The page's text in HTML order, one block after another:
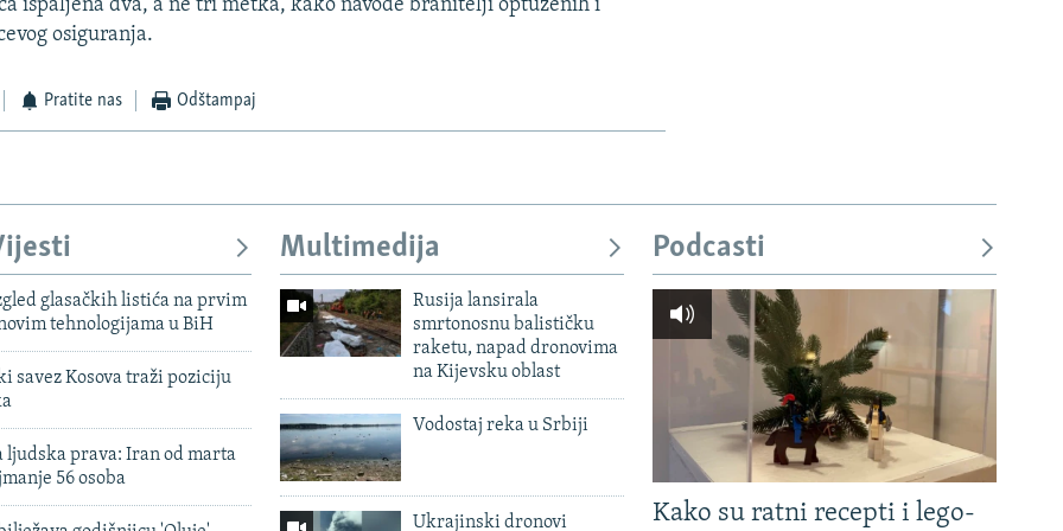
ispaljena dva, a ne tri metka, kako navode branitelji optuzenih i
osiguranja.
Pratite nas Odštampaj
glasačkih listića na prvim
tehnologijama u BiH
savez Kosova traži poziciju
ljudska prava: Iran od marta
56 osoba
Multimedija
Rusija lansirala
smrtonosnu balističku
raketu, napad dronovima
na Kijevsku oblast
Vodostaj reka u Srbiji
Ukrajinski dronovi
Podcasti
Kako su ratni recepti i lego-